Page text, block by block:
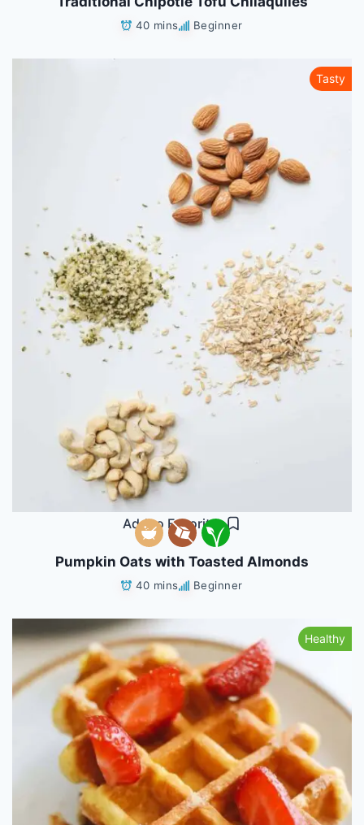
40 mins Beginner
Add to Favorites
Tasty
Pumpkin Oats with Toasted Almonds
40 mins Beginner
Healthy